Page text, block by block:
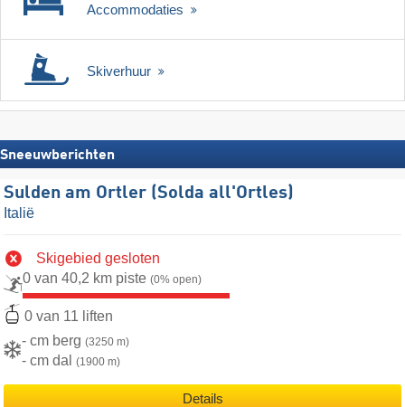
Accommodaties
Skiverhuur
Sneeuwberichten
Sulden am Ortler (Solda all'Ortles)
Italië
Skigebied gesloten
0 van 40,2 km piste (0% open)
0 van 11 liften
- cm berg (3250 m)
- cm dal (1900 m)
Details